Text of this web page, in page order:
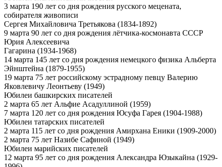
3 марта 190 лет со дня рождения русского мецената,
собирателя живописи
Сергея Михайловича Третьякова (1834-1892)
9 марта 90 лет со дня рождения лётчика-космонавта СССР
Юрия Алексеевича
Гагарина (1934-1968)
14 марта 145 лет со дня рождения немецкого физика Альберта
Эйнштейна (1879-1955)
19 марта 75 лет российскому эстрадному певцу Валерию
Яковлевичу Леонтьеву (1949)
Юбилеи башкирских писателей
2 марта 65 лет Альфие Асадуллиной (1959)
7 марта 120 лет со дня рождения Юсуфа Гарея (1904-1988)
Юбилеи татарских писателей
2 марта 115 лет со дня рождения Амирхана Еники (1909-2000)
2 марта 75 лет Назибе Сафиной (1949)
Юбилеи марийских писателей
12 марта 95 лет со дня рождения Александра Юзыкайна (1929-